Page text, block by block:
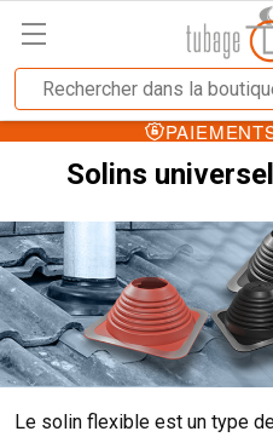
Solins
Le solin flexible est un type